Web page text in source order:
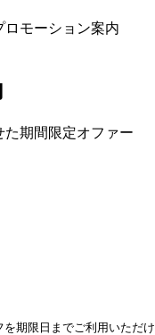
ロモーション案内
期間限定オファー
期限日までご利用いただ